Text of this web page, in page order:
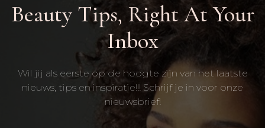
Beauty Tips, Right At Your
Inbox
Wil jij als eerste op de hoogte zijn van het laatste
nieuws, tips en inspiratie!!! Schrijf je in voor onze
nieuwsbrief!